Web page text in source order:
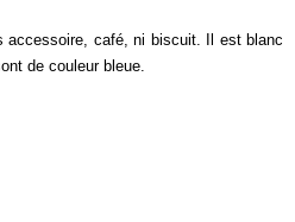
accessoire, café, ni biscuit. Il est blanc
de couleur bleue.